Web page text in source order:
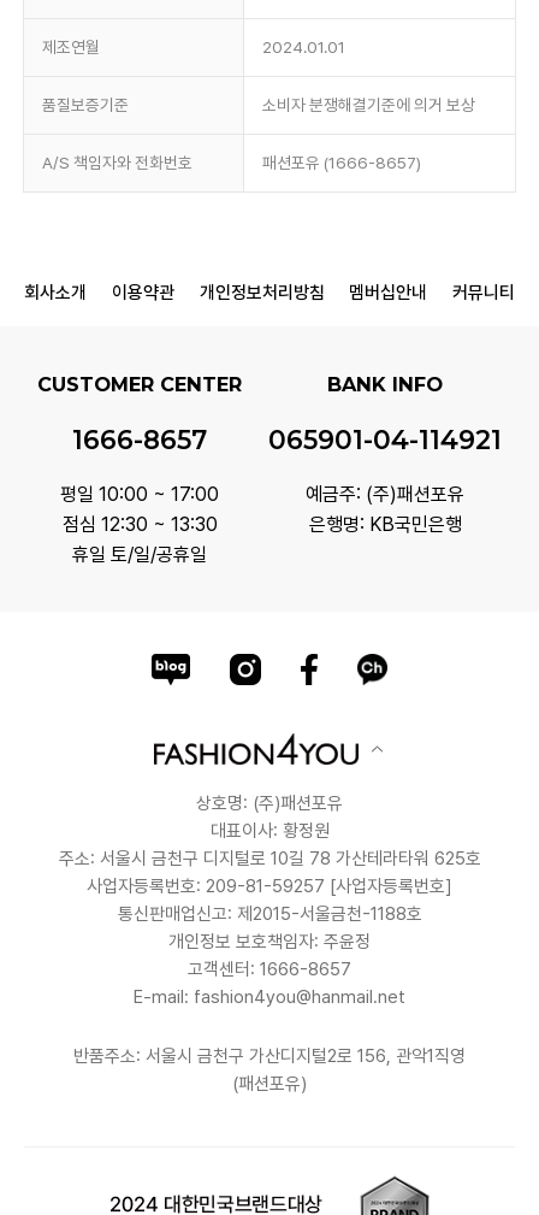
제조연월 2024.01.01
품질보증기준 소비자 분쟁해결기준에 의거 보상
A/S 책임자와 전화번호 패션포유 (1666-8657)
회사소개 이용약관 개인정보처리방침 멤버십안내 커뮤니티
CUSTOMER CENTER
1666-8657
평일 10:00 ~ 17:00
점심 12:30 ~ 13:30
휴일 토/일/공휴일
BANK INFO
065901-04-114921
예금주: (주)패션포유
은행명: KB국민은행
상호명: (주)패션포유
대표이사: 황정원
주소: 서울시 금천구 디지털로 10길 78 가산테라타워 625호
사업자등록번호: 209-81-59257 [사업자등록번호]
통신판매업신고: 제2015-서울금천-1188호
개인정보 보호책임자: 주윤정
고객센터: 1666-8657
E-mail: fashion4you@hanmail.net
반품주소: 서울시 금천구 가산디지털2로 156, 관악1직영
(패션포유)